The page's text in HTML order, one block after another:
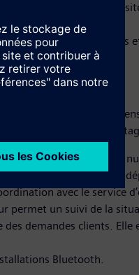
(température,
des services
Pour cela,
pour le personnel
out, l’envoi des clés
fitness. L’accueil et les
avec le service
permet un suivi de la
demandes clients.
Bluetooth.